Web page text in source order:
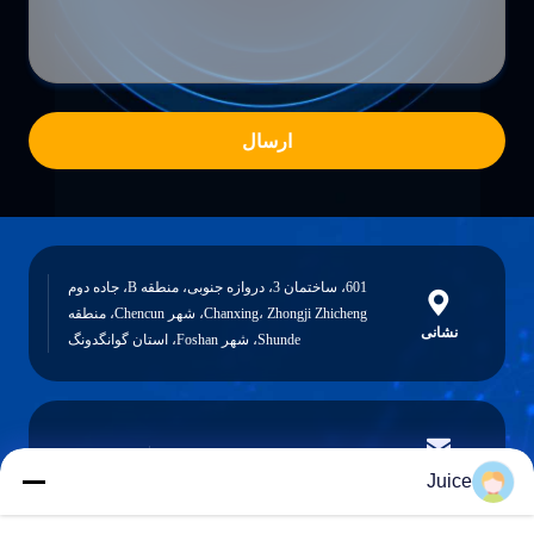
ارسال
نشانی
601، ساختمان 3، دروازه جنوبی، منطقه B، جاده دوم
Chanxing، Zhongji Zhicheng، شهر Chencun، منطقه
Shunde، شهر Foshan، استان گوانگدونگ
پست الکترونیک
Juice